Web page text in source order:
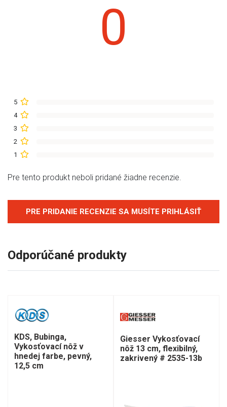
0
5
4
3
2
1
Pre tento produkt neboli pridané žiadne recenzie.
PRE PRIDANIE RECENZIE SA MUSÍTE PRIHLÁSIŤ
Odporúčané produkty
KDS, Bubinga,
Vykosťovací nôž v
hnedej farbe, pevný,
12,5 cm
Giesser Vykosťovací
nôž 13 cm, flexibilný,
zakrivený # 2535-13b